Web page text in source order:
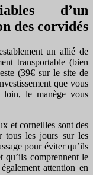
d’un
des corvidés
un allié de
transportable (bien
(39€ sur le site de
que vous
loin, le manège vous
et corneilles sont des
tous les jours sur les
pour éviter qu’ils
qu’ils comprennent le
attention en